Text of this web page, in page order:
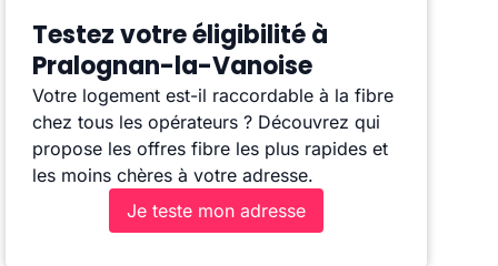
Testez votre éligibilité à
Pralognan-la-Vanoise
Votre logement est-il raccordable à la fibre
chez tous les opérateurs ? Découvrez qui
propose les offres fibre les plus rapides et
les moins chères à votre adresse.
Je teste mon adresse